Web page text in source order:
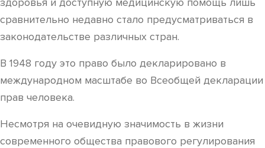
сравнительно недавно стало предусматриваться в
законодательстве различных стран.
В 1948 году это право было декларировано в
международном масштабе во Всеобщей декларации
прав человека.
Несмотря на очевидную значимость в жизни
современного общества правового регулирования